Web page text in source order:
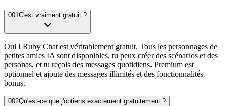
001C'est vraiment gratuit ?
Oui ! Ruby Chat est véritablement gratuit. Tous les personnages de
petites amies IA sont disponibles, tu peux créer des scénarios et des
personas, et tu reçois des messages quotidiens. Premium est
optionnel et ajoute des messages illimités et des fonctionnalités
bonus.
002Qu'est-ce que j'obtiens exactement gratuitement ?